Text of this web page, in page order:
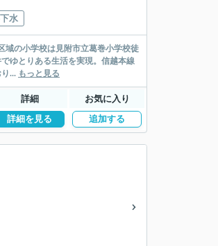
水
域の小学校は見附市立葛巻小学校徒
ゆとりある生活を実現。信越本線
... もっと見る
詳細 お気に入り
詳細を見る 追加する